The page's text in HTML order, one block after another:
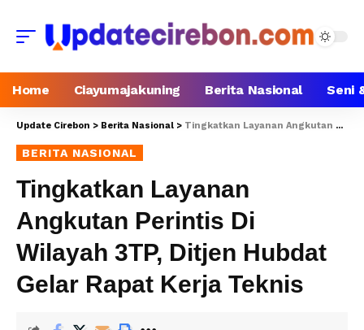
Home Ciayumajakuning Berita Nasional Seni
Update Cirebon > Berita Nasional > Tingkatkan Layanan Angkutan Perintis Di Wilayah 3TP, Ditjen Hubdat Gelar Rapat Kerja Teknis
BERITA NASIONAL
Tingkatkan Layanan
Angkutan Perintis Di
Wilayah 3TP, Ditjen Hubdat
Gelar Rapat Kerja Teknis